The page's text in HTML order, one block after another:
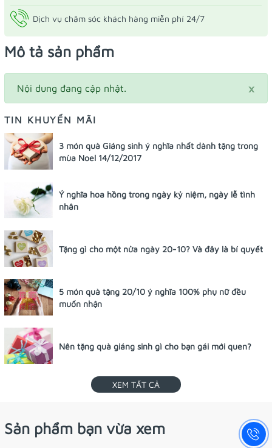
Dịch vụ chăm sóc khách hàng miễn phí 24/7
Mô tả sản phẩm
×
Nội dung đang cập nhật.
TIN KHUYẾN MÃI
3 món quà Giáng sinh ý nghĩa nhất dành tặng trong
mùa Noel 14/12/2017
Ý nghĩa hoa hồng trong ngày kỷ niệm, ngày lễ tình
nhân
Tặng gì cho một nửa ngày 20-10? Và đây là bí quyết
5 món quà tặng 20/10 ý nghĩa 100% phụ nữ đều
muốn nhận
Nên tặng quà giáng sinh gì cho bạn gái mới quen?
XEM TẤT CẢ
Sản phẩm bạn vừa xem